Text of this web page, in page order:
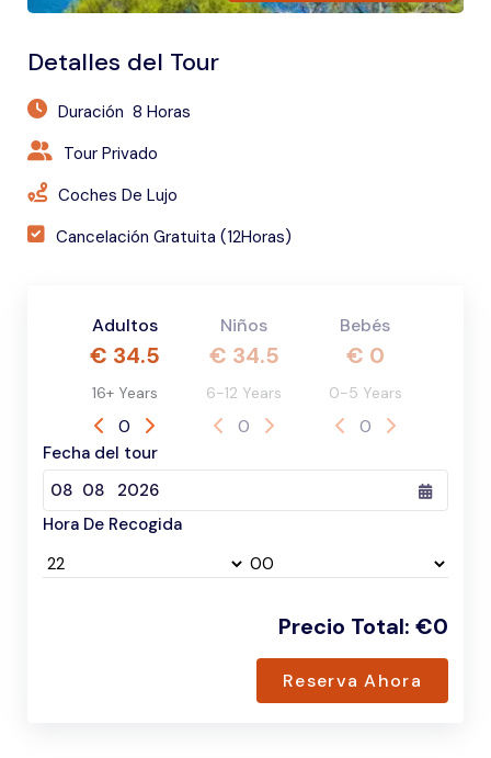
Detalles del Tour
Duración 8 Horas
Tour Privado
Coches De Lujo
Cancelación Gratuita (12Horas)
Adultos
€ 34.5
16+ Years
0
Niños
€ 34.5
6-12 Years
0
Bebés
€ 0
0-5 Years
0
Fecha del tour
Hora De Recogida
Precio Total: €0
Reserva Ahora